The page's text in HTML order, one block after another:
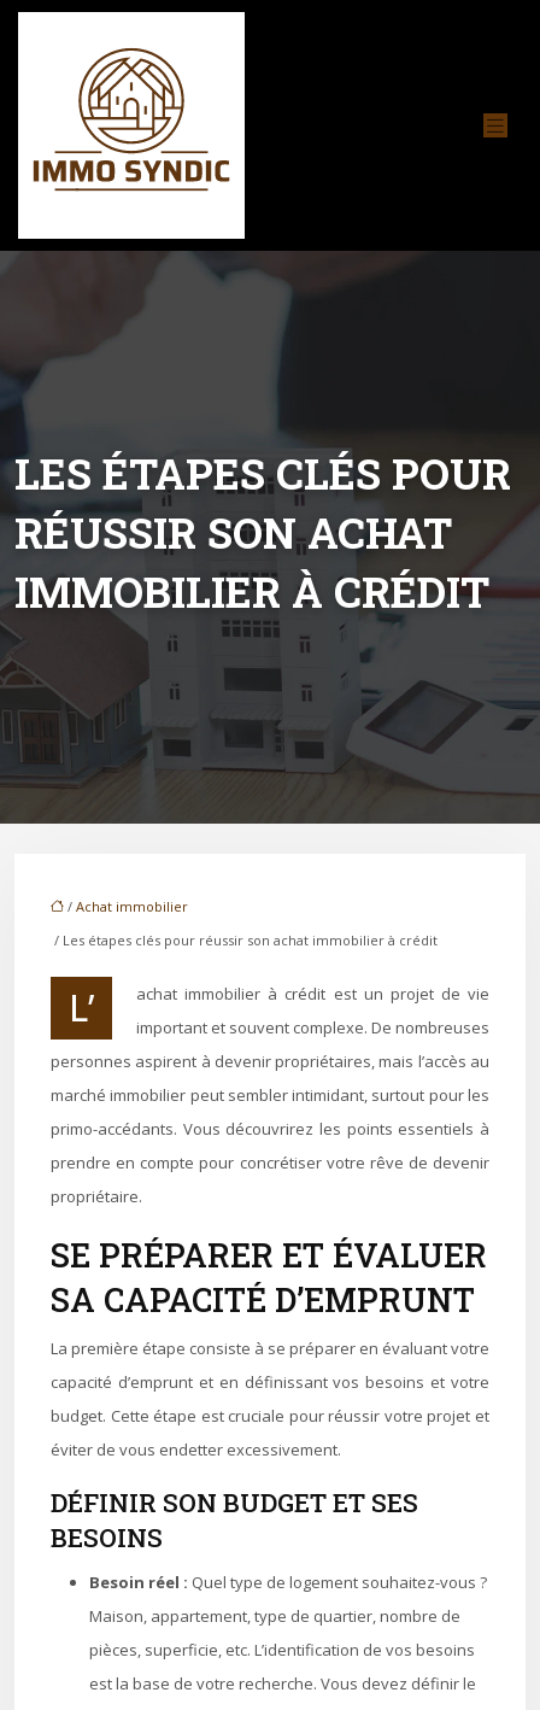
LES ÉTAPES CLÉS POUR
RÉUSSIR SON ACHAT
IMMOBILIER À CRÉDIT
/ Achat immobilier
/ Les étapes clés pour réussir son achat immobilier à crédit
L’achat immobilier à crédit est un projet de vie
important et souvent complexe. De nombreuses
personnes aspirent à devenir propriétaires, mais l’accès au
marché immobilier peut sembler intimidant, surtout pour les
primo-accédants. Vous découvrirez les points essentiels à
prendre en compte pour concrétiser votre rêve de devenir
propriétaire.
SE PRÉPARER ET ÉVALUER
SA CAPACITÉ D’EMPRUNT
La première étape consiste à se préparer en évaluant votre
capacité d’emprunt et en définissant vos besoins et votre
budget. Cette étape est cruciale pour réussir votre projet et
éviter de vous endetter excessivement.
DÉFINIR SON BUDGET ET SES
BESOINS
Besoin réel : Quel type de logement souhaitez-vous ?
Maison, appartement, type de quartier, nombre de
pièces, superficie, etc. L’identification de vos besoins
est la base de votre recherche. Vous devez définir le